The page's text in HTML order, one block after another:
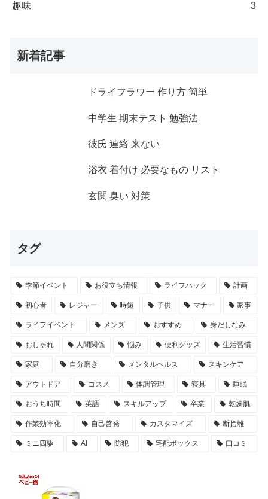
趣味 3
新着記事
ドライフラワー 作り方 簡単
中学生 期末テスト 勉強法
彼氏 連絡 来ない
浴衣 着付け 必要なもの リスト
玄関 臭い 対策
タグ
季節イベント お役立ち情報 ライフハック 計画
初心者 レジャー 時短 子供 マナー 家事
ライフイベント メンズ おすすめ 身だしなみ
おしゃれ 人間関係 悩み 便利グッズ 生活習慣
家庭 自分磨き メンタルヘルス スキンケア
アウトドア コスメ 体調管理 寝具 睡眠
おうち時間 英語 スキルアップ 卒業 乾燥肌
作業効率化 自己啓発 カスタマイズ 断捨離
ミニ四駆 AI 防犯 宅配ボックス 口コミ